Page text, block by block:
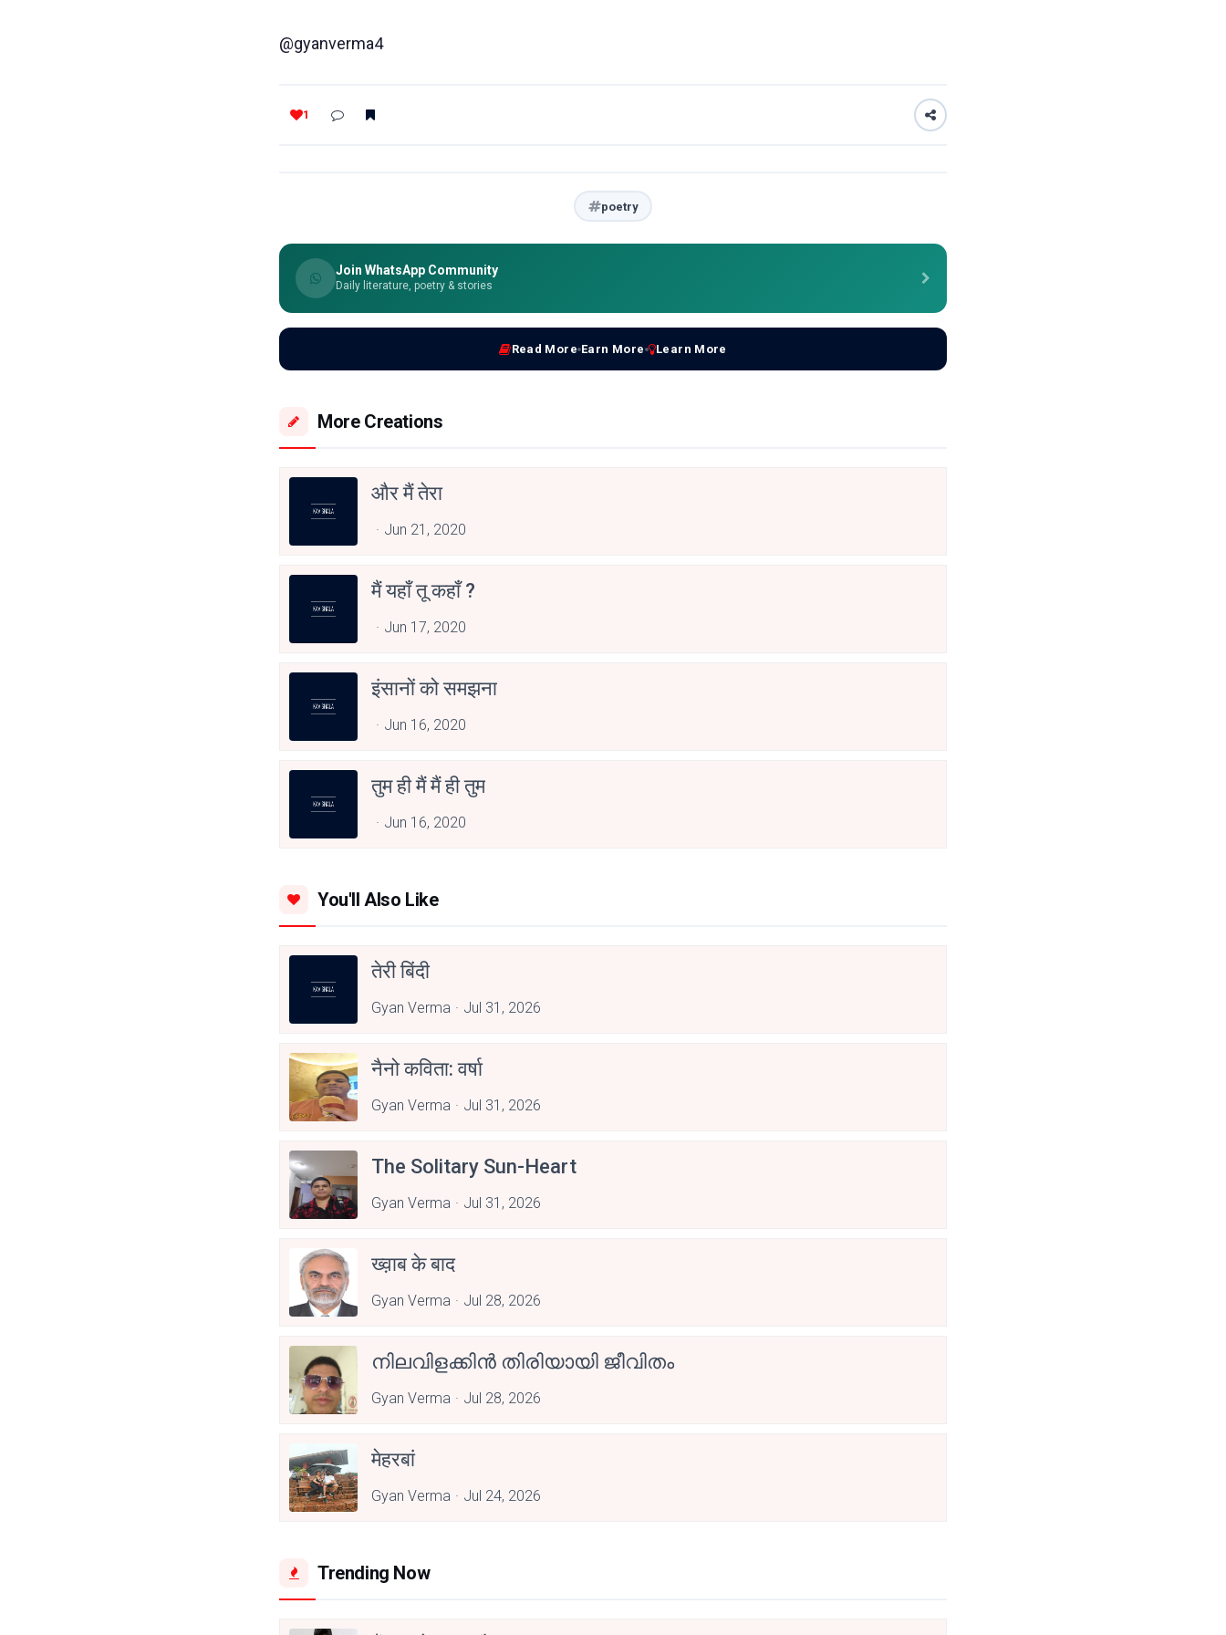
@gyanverma4
1
poetry
Join WhatsApp Community
Daily literature, poetry & stories
Read More Earn More Learn More
More Creations
और मैं तेरा
Jun 21, 2020
मैं यहाँ तू कहाँ ?
Jun 17, 2020
इंसानों को समझना
Jun 16, 2020
तुम ही मैं मैं ही तुम
Jun 16, 2020
You'll Also Like
तेरी बिंदी
Gyan Verma Jul 31, 2026
नैनो कविता: वर्षा
Gyan Verma Jul 31, 2026
The Solitary Sun-Heart
Gyan Verma Jul 31, 2026
ख्व़ाब के बाद
Gyan Verma Jul 28, 2026
നിലവിളക്കിൻ തിരിയായി ജീവിതം
Gyan Verma Jul 28, 2026
मेहरबां
Gyan Verma Jul 24, 2026
Trending Now